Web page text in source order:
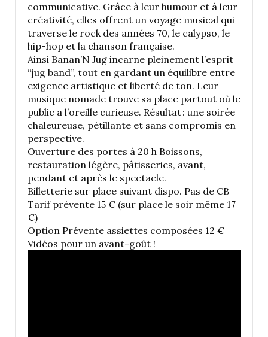
communicative. Grâce à leur humour et à leur
créativité, elles offrent un voyage musical qui
traverse le rock des années 70, le calypso, le
hip-hop et la chanson française.
Ainsi Banan’N Jug incarne pleinement l’esprit
“jug band”, tout en gardant un équilibre entre
exigence artistique et liberté de ton. Leur
musique nomade trouve sa place partout où le
public a l’oreille curieuse. Résultat : une soirée
chaleureuse, pétillante et sans compromis en
perspective.
Ouverture des portes à 20 h Boissons,
restauration légère, pâtisseries, avant,
pendant et après le spectacle.
Billetterie sur place suivant dispo. Pas de CB
Tarif prévente 15 € (sur place le soir même 17
€)
Option Prévente assiettes composées 12 €
Vidéos pour un avant-goût !